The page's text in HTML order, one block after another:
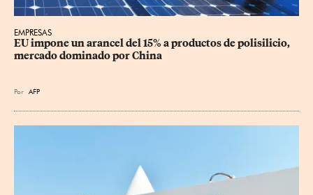
EMPRESAS
EU impone un arancel del 15% a productos de polisilicio,
mercado dominado por China
Por AFP